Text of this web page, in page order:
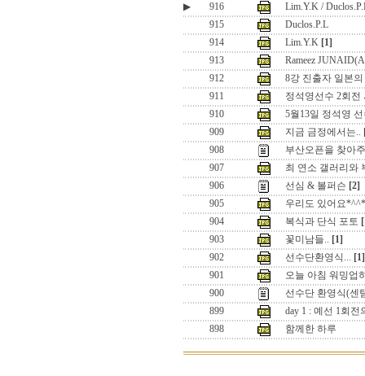
▶
916
Lim.Y.K /
915
Duclos.P.L
914
Lim.Y.K [1]
913
Rameez
912
8강 진출자 일본
911
정석영선수 2회전
910
5월13일 정석영
909
지금 금정에서는..
908
부산오픈을 찾아
907
최 연소 갤러리와
906
선심 & 볼퍼슨 [2]
905
우리도 있어요*^^*
904
복식과 단식 포토
903
꽃미남들.. [1]
902
선수단환영식... [1]
901
오늘 아침 워밍업
900
선수단 환영식(센
899
day 1 : 예선 1회전
898
함께한 하루